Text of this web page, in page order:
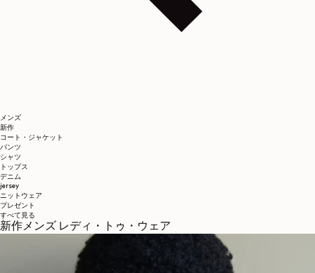
メンズ
新作
コート・ジャケット
パンツ
シャツ
トップス
デニム
jersey
ニットウェア
プレゼント
すべて見る
新作メンズ レディ・トゥ・ウェア